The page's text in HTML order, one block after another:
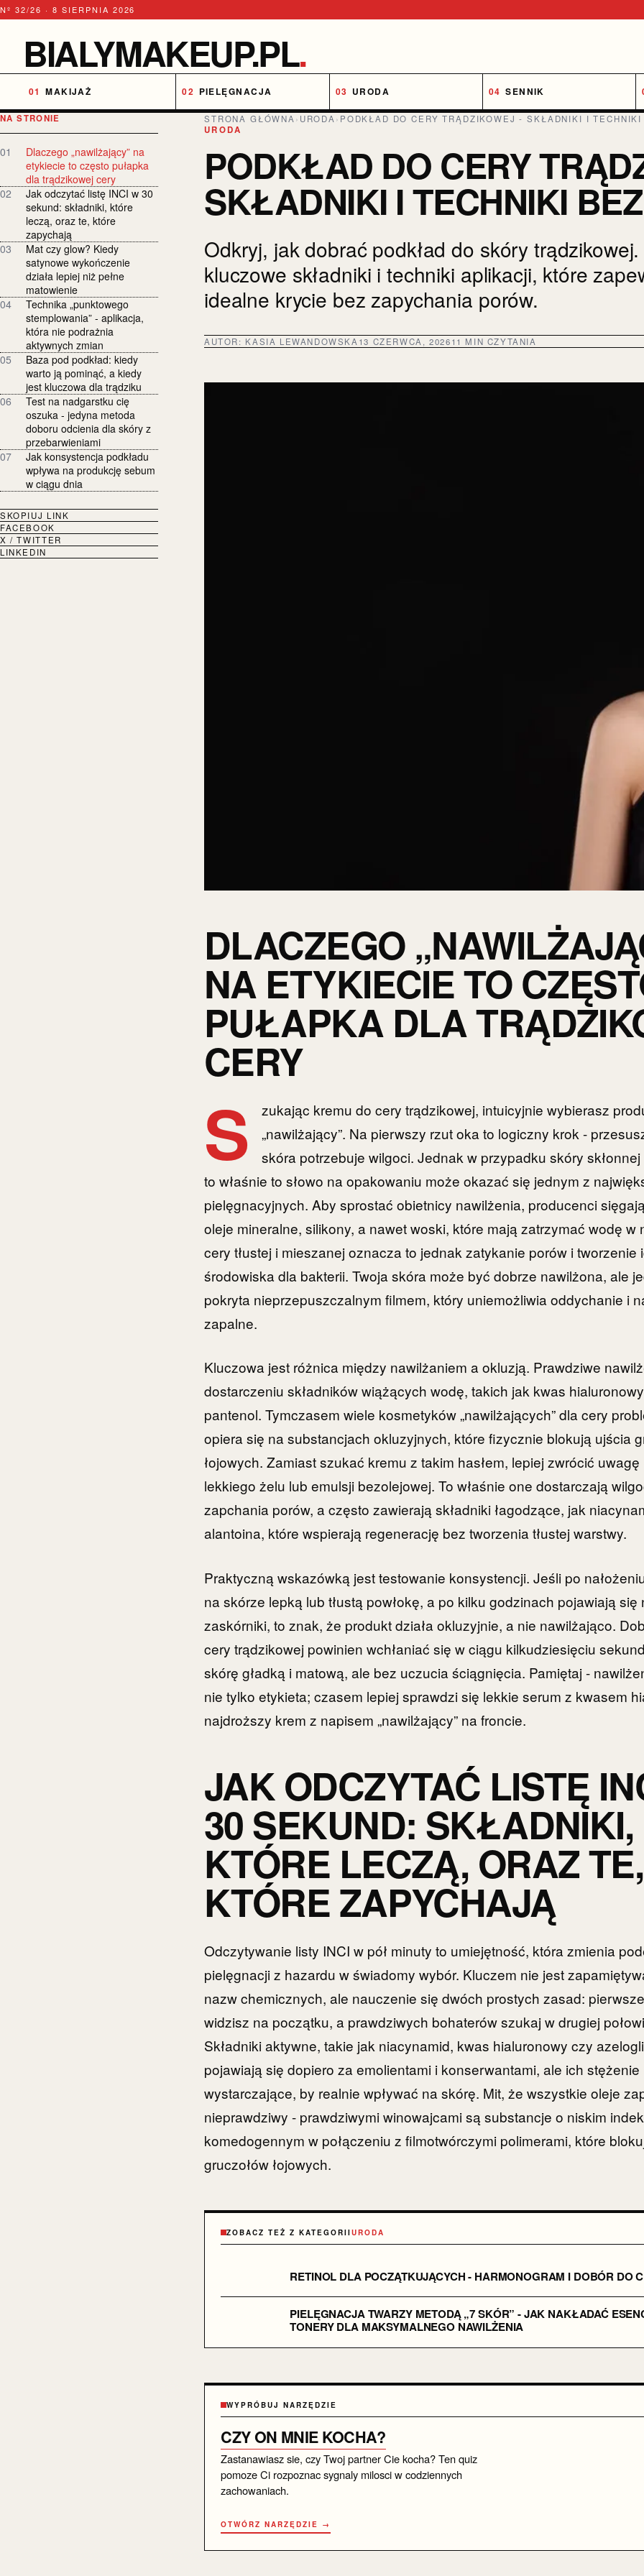
Nº 32/26 · 8 SIERPNIA 2026
BIALYMAKEUP.PL.
MAKIJAŻ PIELĘGNACJA URODA SENNIK
NA STRONIE
01
Dlaczego „nawilżający” na
etykiecie to często pułapka
dla trądzikowej cery
02
Jak odczytać listę INCI w 30
sekund: składniki, które
leczą, oraz te, które
zapychają
03
Mat czy glow? Kiedy
satynowe wykończenie
działa lepiej niż pełne
matowienie
04
Technika „punktowego
stemplowania” - aplikacja,
która nie podrażnia
aktywnych zmian
05
Baza pod podkład: kiedy
warto ją pominąć, a kiedy
jest kluczowa dla trądziku
06
Test na nadgarstku cię
oszuka - jedyna metoda
doboru odcienia dla skóry z
przebarwieniami
07
Jak konsystencja podkładu
wpływa na produkcję sebum
w ciągu dnia
SKOPIUJ LINK
FACEBOOK
X / TWITTER
LINKEDIN
STRONA GŁÓWNA › URODA › PODKŁAD DO CERY TRĄDZIKOWEJ - SKŁADNIKI I
URODA
PODKŁAD DO CERY
SKŁADNIKI I TECHNIKI
Odkryj, jak dobrać podkład do skóry
kluczowe składniki i techniki aplikacji, które
idealne krycie bez zapychania porów.
AUTOR: KASIA LEWANDOWSKA 13 CZERWCA, 202611 MIN CZYTANIA
DLACZEGO
NA ETYKIECIE TO
PUŁAPKA DLA
CERY
S
zukając kremu do cery trądzikowej, intuicyjnie wybierasz
„nawilżający”. Na pierwszy rzut oka to logiczny krok -
skóra potrzebuje wilgoci. Jednak w przypadku skóry
to właśnie to słowo na opakowaniu może okazać się jednym z
pielęgnacyjnych. Aby sprostać obietnicy nawilżenia, producenci
oleje mineralne, silikony, a nawet woski, które mają zatrzymać wodę w
cery tłustej i mieszanej oznacza to jednak zatykanie porów i tworzenie
środowiska dla bakterii. Twoja skóra może być dobrze nawilżona, ale
pokryta nieprzepuszczalnym filmem, który uniemożliwia oddychanie i
zapalne.
Kluczowa jest różnica między nawilżaniem a okluzją. Prawdziwe
dostarczeniu składników wiążących wodę, takich jak kwas
pantenol. Tymczasem wiele kosmetyków „nawilżających” dla cery
opiera się na substancjach okluzyjnych, które fizycznie blokują ujścia
łojowych. Zamiast szukać kremu z takim hasłem, lepiej zwrócić uwagę
lekkiego żelu lub emulsji bezolejowej. To właśnie one dostarczają
zapchania porów, a często zawierają składniki łagodzące, jak
alantoina, które wspierają regenerację bez tworzenia tłustej warstwy.
Praktyczną wskazówką jest testowanie konsystencji. Jeśli po
na skórze lepką lub tłustą powłokę, a po kilku godzinach pojawiają się
zaskórniki, to znak, że produkt działa okluzyjnie, a nie nawilżająco.
cery trądzikowej powinien wchłaniać się w ciągu kilkudziesięciu
skórę gładką i matową, ale bez uczucia ściągnięcia. Pamiętaj -
nie tylko etykieta; czasem lepiej sprawdzi się lekkie serum z kwasem
najdroższy krem z napisem „nawilżający” na froncie.
JAK ODCZYTAĆ LISTĘ
30 SEKUND: SKŁADNIKI,
KTÓRE LECZĄ, ORAZ TE,
KTÓRE ZAPYCHAJĄ
Odczytywanie listy INCI w pół minuty to umiejętność, która zmienia
pielęgnacji z hazardu w świadomy wybór. Kluczem nie jest
nazw chemicznych, ale nauczenie się dwóch prostych zasad:
widzisz na początku, a prawdziwych bohaterów szukaj w drugiej
Składniki aktywne, takie jak niacynamid, kwas hialuronowy czy
pojawiają się dopiero za emolientami i konserwantami, ale ich
wystarczające, by realnie wpływać na skórę. Mit, że wszystkie oleje
nieprawdziwy - prawdziwymi winowajcami są substancje o niskim
komedogennym w połączeniu z filmotwórczymi polimerami, które
gruczołów łojowych.
ZOBACZ TEŻ Z KATEGORIIURODA
RETINOL DLA POCZĄTKUJĄCYCH - HARMONOGRAM I DOBÓR DO
PIELĘGNACJA TWARZY METODĄ „7 SKÓR” - JAK NAKŁADAĆ
TONERY DLA MAKSYMALNEGO NAWILŻENIA
WYPRÓBUJ NARZĘDZIE
CZY ON MNIE KOCHA?
Zastanawiasz sie, czy Twoj partner Cie kocha? Ten quiz
pomoze Ci rozpoznac sygnaly milosci w codziennych
zachowaniach.
OTWÓRZ NARZĘDZIE →